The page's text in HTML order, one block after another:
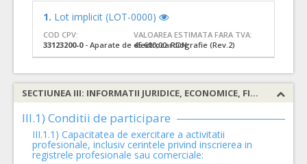
1. Lot implicit (LOT-0000)
COD CPV:
33123200-0- Aparate de electrocardiografie (Rev.2)
VALOAREA ESTIMATA FARA TVA:
45.600,00 RON
SECTIUNEA III: INFORMATII JURIDICE, ECONOMICE, FINANCIARE SI TEHNICE
III.1) Conditii de participare
III.1.1) Capacitatea de exercitare a activitatii
profesionale, inclusiv cerintele privind inscrierea in
registrele profesionale sau comerciale: